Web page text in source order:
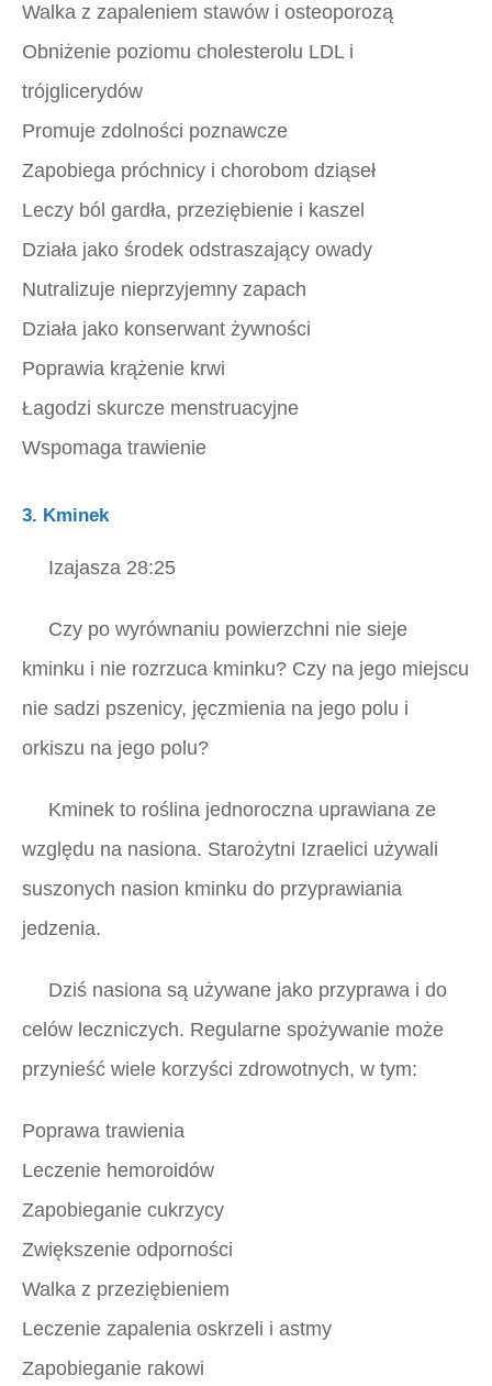
Walka z zapaleniem stawów i osteoporozą
Obniżenie poziomu cholesterolu LDL i
trójglicerydów
Promuje zdolności poznawcze
Zapobiega próchnicy i chorobom dziąseł
Leczy ból gardła, przeziębienie i kaszel
Działa jako środek odstraszający owady
Nutralizuje nieprzyjemny zapach
Działa jako konserwant żywności
Poprawia krążenie krwi
Łagodzi skurcze menstruacyjne
Wspomaga trawienie
3. Kminek
Izajasza 28:25
Czy po wyrównaniu powierzchni nie sieje
kminku i nie rozrzuca kminku? Czy na jego miejscu
nie sadzi pszenicy, jęczmienia na jego polu i
orkiszu na jego polu?
Kminek to roślina jednoroczna uprawiana ze
względu na nasiona. Starożytni Izraelici używali
suszonych nasion kminku do przyprawiania
jedzenia.
Dziś nasiona są używane jako przyprawa i do
celów leczniczych. Regularne spożywanie może
przynieść wiele korzyści zdrowotnych, w tym:
Poprawa trawienia
Leczenie hemoroidów
Zapobieganie cukrzycy
Zwiększenie odporności
Walka z przeziębieniem
Leczenie zapalenia oskrzeli i astmy
Zapobieganie rakowi